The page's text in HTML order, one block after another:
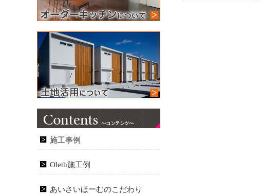
施工事例
Oleth施工例
あいさいほーむのこだわり